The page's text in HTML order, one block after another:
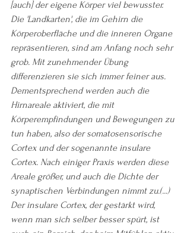
[auch] der eigene Körper viel bewusster.
Die 'Landkarten', die im Gehirn die
Körperoberfläche und die inneren Organe
repräsentieren, sind am Anfang noch sehr
grob. Mit zunehmender Übung
differenzieren sie sich immer feiner aus.
Dementsprechend werden auch die
Hirnareale aktiviert, die mit
Körperempfindungen und Bewegungen zu
tun haben, also der somatosensorische
Cortex und der sogenannte insulare
Cortex. Nach einiger Praxis werden diese
Areale größer, und auch die Dichte der
synaptischen Verbindungen nimmt zu.(...)
Der insulare Cortex, der gestärkt wird,
wenn man sich selber besser spürt, ist